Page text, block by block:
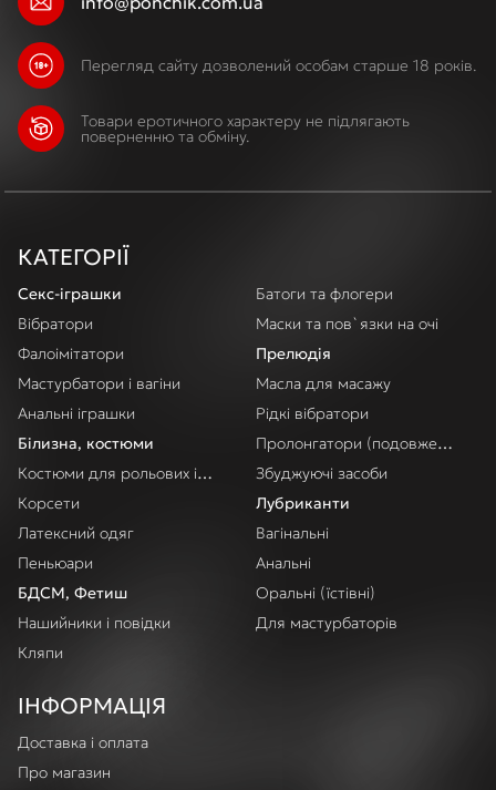
Перегляд сайту дозволений особам старше 18 років.
Товари еротичного характеру не підлягають
поверненню та обміну.
КАТЕГОРІЇ
Секс-іграшки
Вібратори
Фалоімітатори
Мастурбатори і вагіни
Анальні іграшки
Білизна, костюми
Костюми для рольових ігор
Корсети
Латексний одяг
Пеньюари
БДСМ, Фетиш
Нашийники і повідки
Кляпи
Батоги та флогери
Маски та пов`язки на очі
Прелюдія
Масла для масажу
Рідкі вібратори
Пролонгатори (подовження
Збуджуючі засоби
Лубриканти
Вагінальні
Анальні
Оральні (їстівні)
Для мастурбаторів
ІНФОРМАЦІЯ
Доставка і оплата
Про магазин